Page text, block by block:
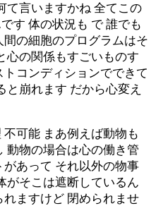
て言いますかね 全てこの
す 体の状況も で 誰でも
の細胞のプログラムはそ
心の関係もすごいものす
コンディションでできて
と崩れます だから心変え
可能 まあ例えば動物も
動物の場合は心の働き管
あって それ以外の物事
がそこは遮断しているん
ますけど 閉められませ